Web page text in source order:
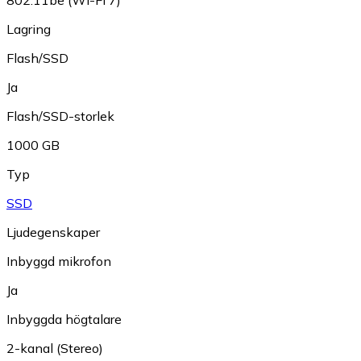
Lagring
Flash/SSD
Ja
Flash/SSD-storlek
1000 GB
Typ
SSD
Ljudegenskaper
Inbyggd mikrofon
Ja
Inbyggda högtalare
2-kanal (Stereo)